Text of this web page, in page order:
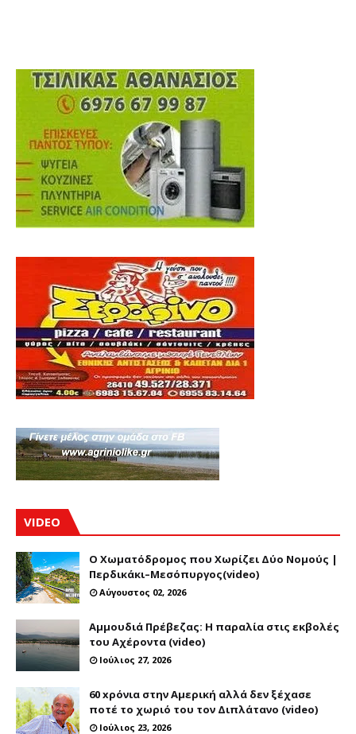
VIDEO
Ο Χωματόδρομος που Χωρίζει Δύο Νομούς |
Περδικάκι–Μεσόπυργος(video)
Αύγουστος 02, 2026
Αμμουδιά Πρέβεζας: Η παραλία στις εκβολές
του Αχέροντα (video)
Ιούλιος 27, 2026
60 xρόνια στην Αμερική αλλά δεν ξέχασε
ποτέ το χωριό του τον Διπλάτανο (video)
Ιούλιος 23, 2026